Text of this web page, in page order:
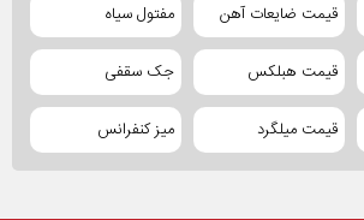
قیمت ضایعات آهن مفتول سیاه
قیمت هبلکس جک سقفی
قیمت میلگرد میز کنفرانس